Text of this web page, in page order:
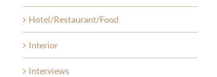
Hotel/Restaurant/Food
Interior
Interviews